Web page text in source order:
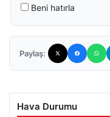
Beni hatırla
Paylaş:
Hava Durumu